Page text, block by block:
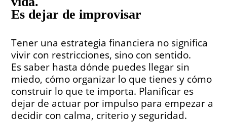
Es dejar de improvisar
Tener una estrategia financiera no significa
vivir con restricciones, sino con sentido.
Es saber hasta dónde puedes llegar sin
miedo, cómo organizar lo que tienes y cómo
construir lo que te importa. Planificar es
dejar de actuar por impulso para empezar a
decidir con calma, criterio y seguridad.